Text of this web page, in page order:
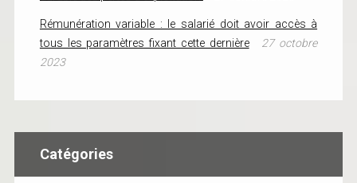
Rémunération variable : le salarié doit avoir accès à
tous les paramètres fixant cette dernière
27 octobre
2023
Catégories